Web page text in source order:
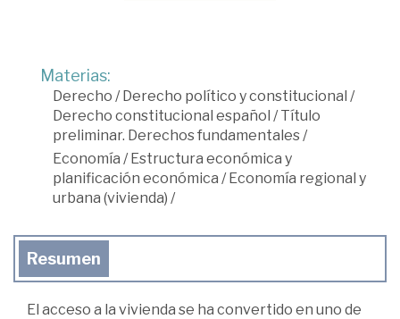
Materias:
Derecho /Derecho político y constitucional /
Derecho constitucional español /Título
preliminar. Derechos fundamentales /
Economía /Estructura económica y
planificación económica /Economía regional y
urbana (vivienda) /
Resumen
El acceso a la vivienda se ha convertido en uno de